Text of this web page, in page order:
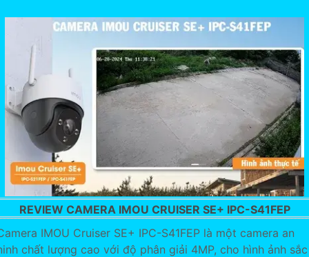
REVIEW CAMERA IMOU CRUISER SE+ IPC-S41FEP
IMOU Cruiser SE+ IPC-S41FEP là một camera an
chất lượng cao với độ phân giải 4MP, cho hình ảnh sắc